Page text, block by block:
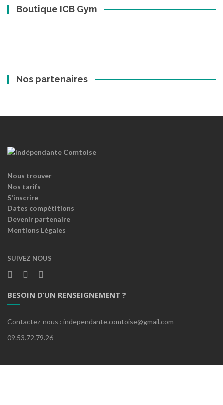
Boutique ICB Gym
Nos partenaires
Nous trouver
Nos tarifs
S'inscrire
Dates compétitions
Devenir partenaire
Mentions Légales
SUIVEZ NOUS
BESOIN D’UN RENSEIGNEMENT ?
Contactez-nous : independante.comtoise@gmail.com
09.53.72.79.26